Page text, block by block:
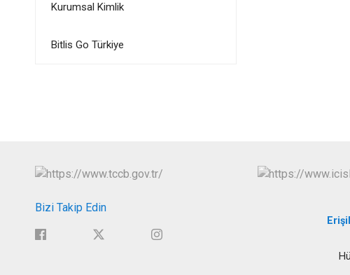
Kurumsal Kimlik
Bitlis Go Türkiye
Bizi Takip Edin